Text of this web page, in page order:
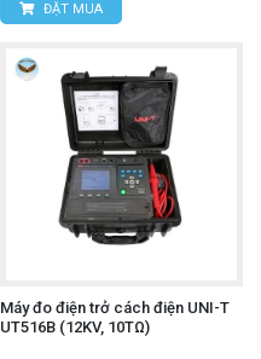
ĐẶT MUA
Máy đo điện trở cách điện UNI-T
UT516B (12KV, 10TΩ)